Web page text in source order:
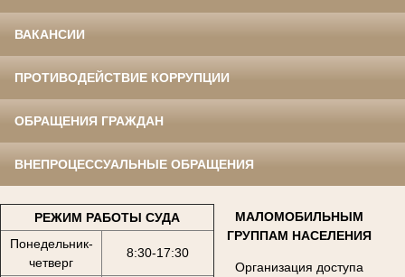
ВАКАНСИИ
ПРОТИВОДЕЙСТВИЕ КОРРУПЦИИ
ОБРАЩЕНИЯ ГРАЖДАН
ВНЕПРОЦЕССУАЛЬНЫЕ ОБРАЩЕНИЯ
РЕЖИМ РАБОТЫ СУДА
Понедельник-
четверг
8:30-17:30
МАЛОМОБИЛЬНЫМ
ГРУППАМ НАСЕЛЕНИЯ
Организация доступа